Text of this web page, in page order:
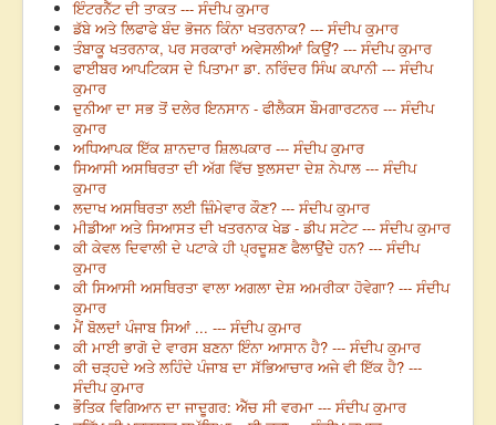
ਇੰਟਰਨੈੱਟ ਦੀ ਤਾਕਤ --- ਸੰਦੀਪ ਕੁਮਾਰ
ਡੱਬੇ ਅਤੇ ਲਿਫਾਫੇ ਬੰਦ ਭੋਜਨ ਕਿੰਨਾ ਖਤਰਨਾਕ? --- ਸੰਦੀਪ ਕੁਮਾਰ
ਤੰਬਾਕੂ ਖਤਰਨਾਕ, ਪਰ ਸਰਕਾਰਾਂ ਅਵੇਸਲੀਆਂ ਕਿਉਂ? --- ਸੰਦੀਪ ਕੁਮਾਰ
ਫਾਈਬਰ ਆਪਟਿਕਸ ਦੇ ਪਿਤਾਮਾ ਡਾ. ਨਰਿੰਦਰ ਸਿੰਘ ਕਪਾਨੀ --- ਸੰਦੀਪ
ਕੁਮਾਰ
ਦੁਨੀਆ ਦਾ ਸਭ ਤੋਂ ਦਲੇਰ ਇਨਸਾਨ - ਫੀਲੈਕਸ ਬੌਮਗਾਰਟਨਰ --- ਸੰਦੀਪ
ਕੁਮਾਰ
ਅਧਿਆਪਕ ਇੱਕ ਸ਼ਾਨਦਾਰ ਸ਼ਿਲਪਕਾਰ --- ਸੰਦੀਪ ਕੁਮਾਰ
ਸਿਆਸੀ ਅਸਥਿਰਤਾ ਦੀ ਅੱਗ ਵਿੱਚ ਝੁਲਸਦਾ ਦੇਸ਼ ਨੇਪਾਲ --- ਸੰਦੀਪ
ਕੁਮਾਰ
ਲਦਾਖ ਅਸਥਿਰਤਾ ਲਈ ਜ਼ਿੰਮੇਵਾਰ ਕੌਣ? --- ਸੰਦੀਪ ਕੁਮਾਰ
ਮੀਡੀਆ ਅਤੇ ਸਿਆਸਤ ਦੀ ਖਤਰਨਾਕ ਖੇਡ - ਡੀਪ ਸਟੇਟ --- ਸੰਦੀਪ ਕੁਮਾਰ
ਕੀ ਕੇਵਲ ਦਿਵਾਲੀ ਦੇ ਪਟਾਕੇ ਹੀ ਪ੍ਰਦੂਸ਼ਣ ਫੈਲਾਉਂਦੇ ਹਨ? --- ਸੰਦੀਪ
ਕੁਮਾਰ
ਕੀ ਸਿਆਸੀ ਅਸਥਿਰਤਾ ਵਾਲਾ ਅਗਲਾ ਦੇਸ਼ ਅਮਰੀਕਾ ਹੋਵੇਗਾ? --- ਸੰਦੀਪ
ਕੁਮਾਰ
ਮੈਂ ਬੋਲਦਾਂ ਪੰਜਾਬ ਸਿਆਂ ... --- ਸੰਦੀਪ ਕੁਮਾਰ
ਕੀ ਮਾਈ ਭਾਗੋ ਦੇ ਵਾਰਸ ਬਣਨਾ ਇੰਨਾ ਆਸਾਨ ਹੈ? --- ਸੰਦੀਪ ਕੁਮਾਰ
ਕੀ ਚੜ੍ਹਦੇ ਅਤੇ ਲਹਿੰਦੇ ਪੰਜਾਬ ਦਾ ਸੱਭਿਆਚਾਰ ਅਜੇ ਵੀ ਇੱਕ ਹੈ? ---
ਸੰਦੀਪ ਕੁਮਾਰ
ਭੌਤਿਕ ਵਿਗਿਆਨ ਦਾ ਜਾਦੂਗਰ: ਐੱਚ ਸੀ ਵਰਮਾ --- ਸੰਦੀਪ ਕੁਮਾਰ